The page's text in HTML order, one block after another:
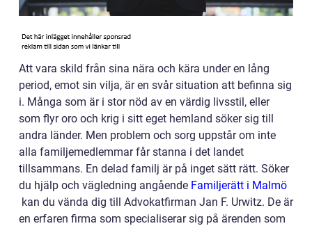
Att vara skild från sina nära och kära under en lång
period, emot sin vilja, är en svår situation att befinna sig
i. Många som är i stor nöd av en värdig livsstil, eller
som flyr oro och krig i sitt eget hemland söker sig till
andra länder. Men problem och sorg uppstår om inte
alla familjemedlemmar får stanna i det landet
tillsammans. En delad familj är på inget sätt rätt. Söker
du hjälp och vägledning angående Familjerätt i Malmö
kan du vända dig till Advokatfirman Jan F. Urwitz. De är
en erfaren firma som specialiserar sig på ärenden som